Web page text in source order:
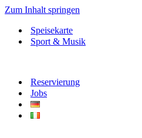
Zum Inhalt springen
Speisekarte
Sport & Musik
Reservierung
Jobs